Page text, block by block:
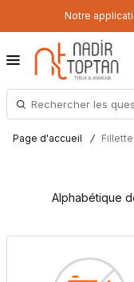
Notre
Page d'accueil / Fillette